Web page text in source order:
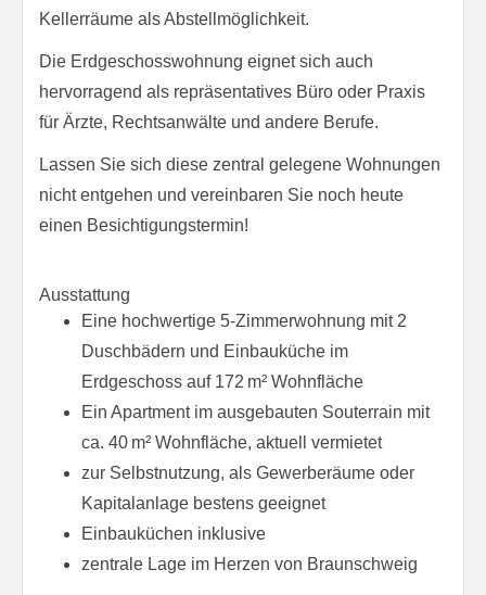
Kellerräume als Abstellmöglichkeit.
Die Erdgeschosswohnung eignet sich auch
hervorragend als repräsentatives Büro oder Praxis
für Ärzte, Rechtsanwälte und andere Berufe.
Lassen Sie sich diese zentral gelegene Wohnungen
nicht entgehen und vereinbaren Sie noch heute
einen Besichtigungstermin!
Ausstattung
Eine hochwertige 5-Zimmerwohnung mit 2
Duschbädern und Einbauküche im
Erdgeschoss auf 172 m² Wohnfläche
Ein Apartment im ausgebauten Souterrain mit
ca. 40 m² Wohnfläche, aktuell vermietet
zur Selbstnutzung, als Gewerberäume oder
Kapitalanlage bestens geeignet
Einbauküchen inklusive
zentrale Lage im Herzen von Braunschweig